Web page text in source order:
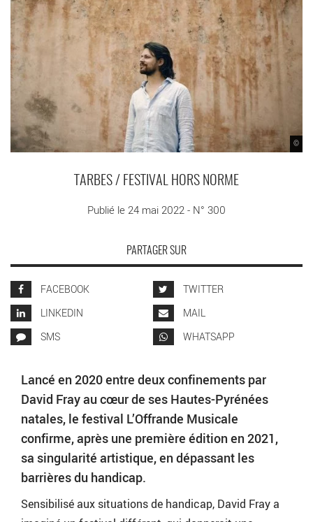
©
TARBES / FESTIVAL HORS NORME
Publié le 24 mai 2022 - N° 300
PARTAGER SUR
FACEBOOK
TWITTER
LINKEDIN
MAIL
SMS
WHATSAPP
Lancé en 2020 entre deux confinements par
David Fray au cœur de ses Hautes-Pyrénées
natales, le festival L’Offrande Musicale
confirme, après une première édition en 2021,
sa singularité artistique, en dépassant les
barrières du handicap.
Sensibilisé aux situations de handicap, David Fray a